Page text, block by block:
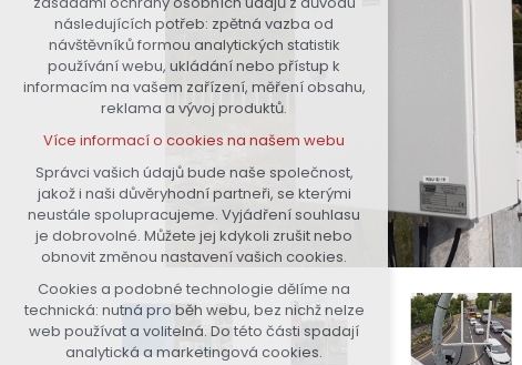
nutná pro provozování webu
udržení kontextu stránek (session):
případná přihlášení, volby jazyka,
apod.
analytická pro anonymizované
vyhodnocení návštěvnosti
marketingová cookies (Google)
Více informací o cookies na našem webu
Přijmout všechny cookies
Odmítnout vše
následujících potřeb: zpětná vazba od
návštěvníků formou analytických statistik
používání webu, ukládání nebo přístup k
informacím na vašem zařízení, měření obsahu,
reklama a vývoj produktů.
Více informací o cookies na našem webu
Správci vašich údajů bude naše společnost,
jakož i naši důvěryhodní partneři, se kterými
neustále spolupracujeme. Vyjádření souhlasu
je dobrovolné. Můžete jej kdykoli zrušit nebo
obnovit změnou nastavení vašich cookies.
Cookies a podobné technologie dělíme na
technická: nutná pro běh webu, bez nichž nelze
web používat a volitelná. Do této části spadají
analytická a marketingová cookies.